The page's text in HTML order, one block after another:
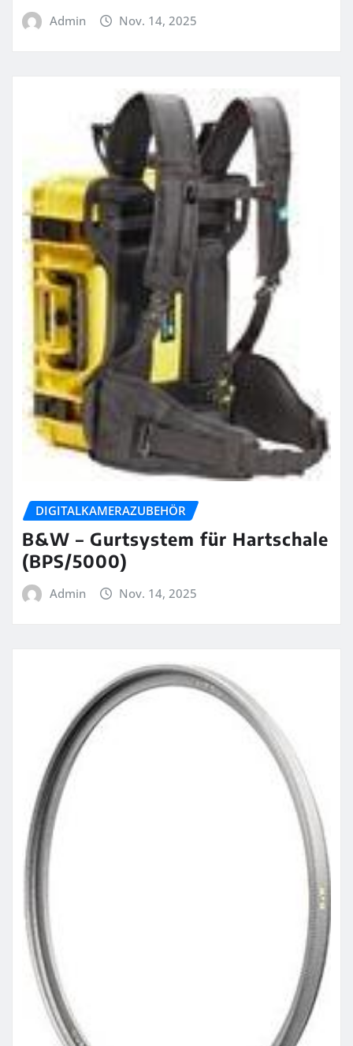
Admin Nov. 14, 2025
DIGITALKAMERAZUBEHÖR
B&W – Gurtsystem für Hartschale
(BPS/5000)
Admin Nov. 14, 2025